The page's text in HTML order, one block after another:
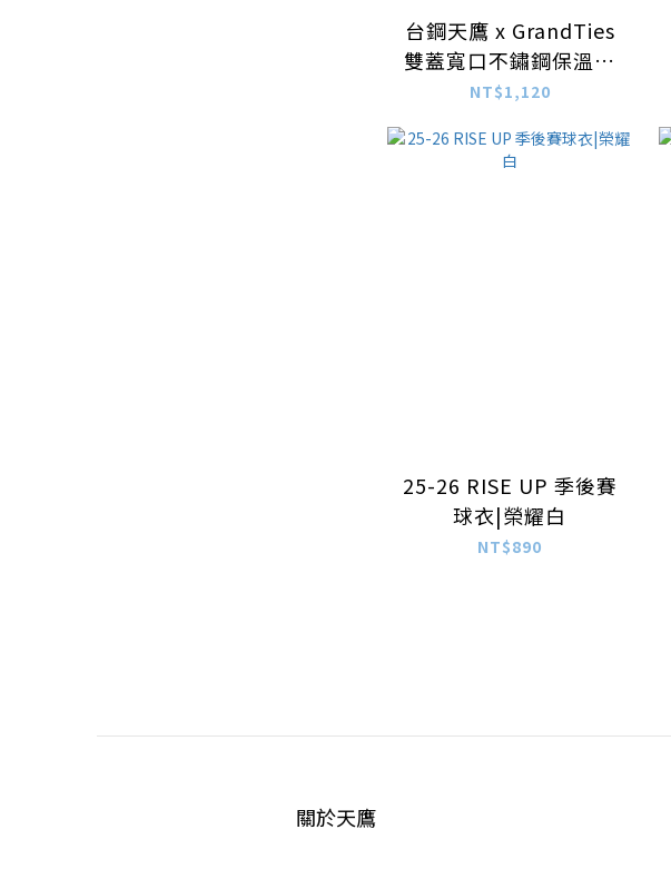
台鋼天鷹 x GrandTies
雙蓋寬口不鏽鋼保溫瓶
946mL– 經典LOGO款
NT$1,120
25-26 RISE UP 季後賽
球衣|榮耀白
NT$890
關於天鷹